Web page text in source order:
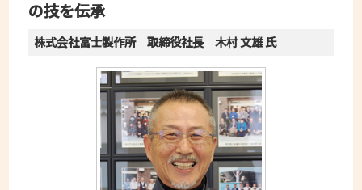
の技を伝承
株式会社富士製作所 取締役社長 木村 文雄 氏